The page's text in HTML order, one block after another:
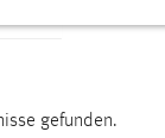
gefunden.
Funktion der